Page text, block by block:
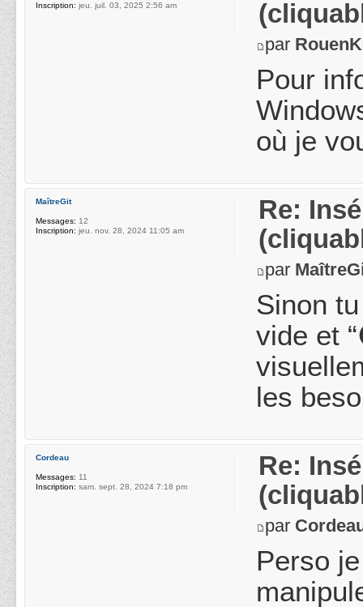
par
Pour
où je
Inscription: jeu. juil. 03, 2025 2:56 am
Re:
par
Sinon
vide et
les
MaîtreGit
Messages: 12
Inscription: jeu. nov. 28, 2024 11:05 am
Re:
par
Perso
Cordeau
Messages: 11
Inscription: sam. sept. 28, 2024 7:18 pm